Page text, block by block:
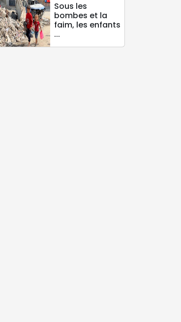
Sous les
bombes et la
faim, les enfants
...